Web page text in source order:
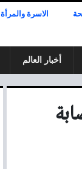
الاسرة والمرأة
أخبار العالم